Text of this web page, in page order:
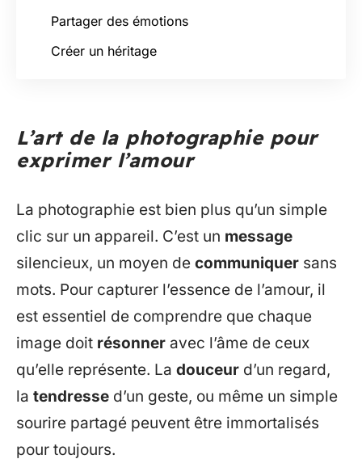
Partager des émotions
Créer un héritage
L’art de la photographie pour
exprimer l’amour
La photographie est bien plus qu’un simple
clic sur un appareil. C’est un message
silencieux, un moyen de communiquer sans
mots. Pour capturer l’essence de l’amour, il
est essentiel de comprendre que chaque
image doit résonner avec l’âme de ceux
qu’elle représente. La douceur d’un regard,
la tendresse d’un geste, ou même un simple
sourire partagé peuvent être immortalisés
pour toujours.